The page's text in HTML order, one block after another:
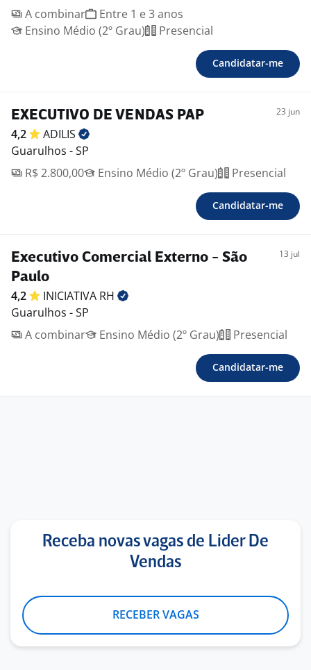
A combinar
Entre 1 e 3 anos
Ensino Médio (2º Grau)
Presencial
Candidatar-me
EXECUTIVO DE VENDAS PAP 23 jun
4,2
ADILIS
Guarulhos - SP
R$ 2.800,00
Ensino Médio (2º Grau) Presencial
Candidatar-me
Executivo Comercial Externo - São
Paulo
13 jul
4,2 INICIATIVA RH
Guarulhos - SP
A combinar
Ensino Médio (2º Grau) Presencial
Candidatar-me
Receba novas vagas de Lider De
Vendas
RECEBER VAGAS